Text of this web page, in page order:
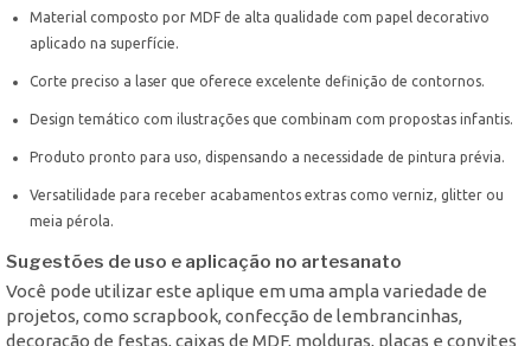
Material composto por MDF de alta qualidade com papel decorativo
aplicado na superfície.
Corte preciso a laser que oferece excelente definição de contornos.
Design temático com ilustrações que combinam com propostas infantis.
Produto pronto para uso, dispensando a necessidade de pintura prévia.
Versatilidade para receber acabamentos extras como verniz, glitter ou
meia pérola.
Sugestões de uso e aplicação no artesanato
Você pode utilizar este aplique em uma ampla variedade de
projetos, como scrapbook, confecção de lembrancinhas,
decoração de festas, caixas de MDF, molduras, placas e convites